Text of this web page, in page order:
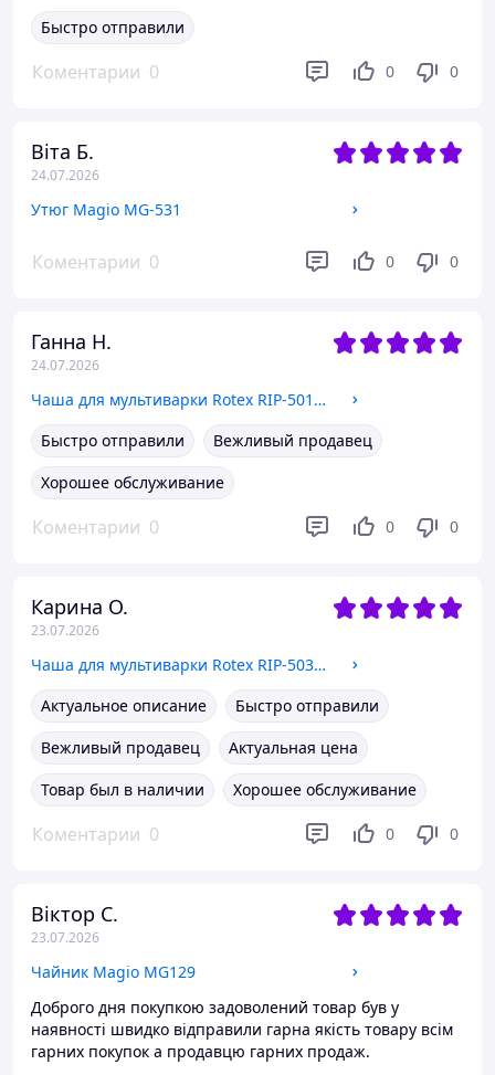
Быстро отправили
Коментарии 0 0 0
Віта Б.
24.07.2026
Утюг Magio MG-531
Коментарии 0 0 0
Ганна Н.
24.07.2026
Чаша для мультиварки Rotex RIP-5017-C (керамическая) (для RMC401/503/505/507/508/522/530/532/535)
Быстро отправили
Вежливый продавец
Хорошее обслуживание
Коментарии 0 0 0
Карина О.
23.07.2026
Чаша для мультиварки Rotex RIP-5032C(мраморно-керамическая) (для RMC401/503/505/507/508/522/530/532)
Актуальное описание
Быстро отправили
Вежливый продавец
Актуальная цена
Товар был в наличии
Хорошее обслуживание
Коментарии 0 0 0
Віктор С.
23.07.2026
Чайник Magio MG129
Доброго дня покупкою задоволений товар був у
наявності швидко відправили гарна якість товару всім
гарних покупок а продавцю гарних продаж.